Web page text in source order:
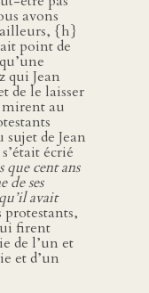
avons
{h}
point de
qui Jean
de le laisser
mirent au
de Jean
écrié
cent ans
de ses
avait
protestants,
firent
de l’un et
et d’un